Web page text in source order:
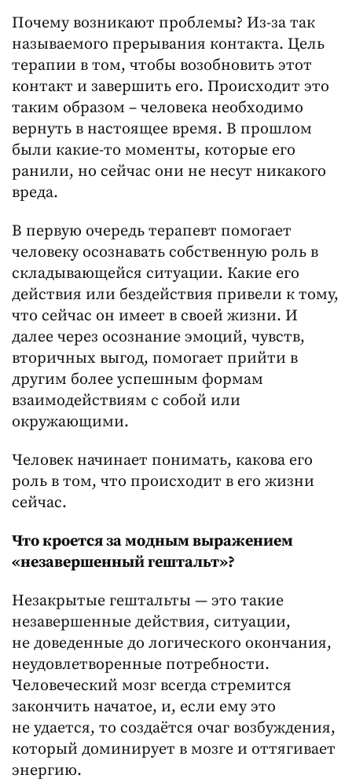
Почему возникают проблемы? Из-за так
называемого прерывания контакта. Цель
терапии в том, чтобы возобновить этот
контакт и завершить его. Происходит это
таким образом – человека необходимо
вернуть в настоящее время. В прошлом
были какие-то моменты, которые его
ранили, но сейчас они не несут никакого
вреда.
В первую очередь терапевт помогает
человеку осознавать собственную роль в
складывающейся ситуации. Какие его
действия или бездействия привели к тому,
что сейчас он имеет в своей жизни. И
далее через осознание эмоций, чувств,
вторичных выгод, помогает прийти в
другим более успешным формам
взаимодействиям с собой или
окружающими.
Человек начинает понимать, какова его
роль в том, что происходит в его жизни
сейчас.
Что кроется за модным выражением
«незавершенный гештальт»?
Незакрытые гештальты — это такие
незавершенные действия, ситуации,
не доведенные до логического окончания,
неудовлетворенные потребности.
Человеческий мозг всегда стремится
закончить начатое, и, если ему это
не удается, то создаётся очаг возбуждения,
который доминирует в мозге и оттягивает
энергию.